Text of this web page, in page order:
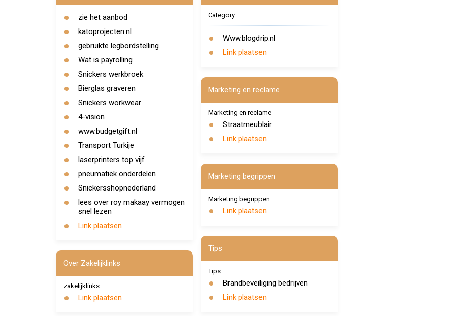
zie het aanbod
katoprojecten.nl
gebruikte legbordstelling
Wat is payrolling
Snickers werkbroek
Bierglas graveren
Snickers workwear
4-vision
www.budgetgift.nl
Transport Turkije
laserprinters top vijf
pneumatiek onderdelen
Snickersshopnederland
lees over roy makaay vermogen
snel lezen
Link plaatsen
Over Zakelijklinks
zakelijklinks
Link plaatsen
Category
Www.blogdrip.nl
Link plaatsen
Marketing en reclame
Marketing en reclame
Straatmeublair
Link plaatsen
Marketing begrippen
Marketing begrippen
Link plaatsen
Tips
Tips
Brandbeveiliging bedrijven
Link plaatsen